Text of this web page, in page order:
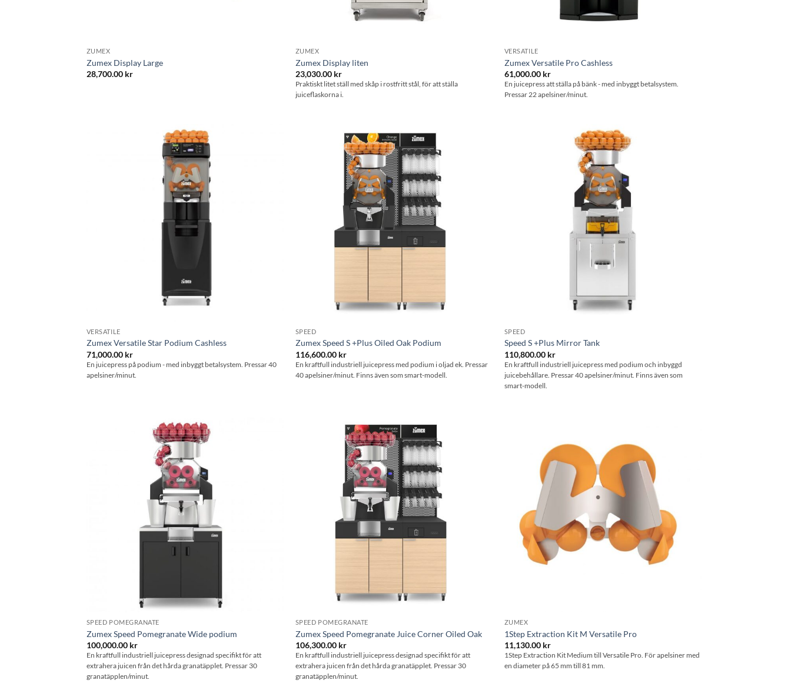
ZUMEX
Zumex Display Large
28,700.00 kr
ZUMEX
Zumex Display liten
23,030.00 kr
Praktiskt litet ställ med skåp i rostfritt stål, för att ställa
juiceflaskorna i.
VERSATILE
Zumex Versatile Pro Cashless
61,000.00 kr
En juicepress att ställa på bänk - med inbyggt betalsystem.
Pressar 22 apelsiner/minut.
VERSATILE
Zumex Versatile Star Podium Cashless
71,000.00 kr
En juicepress på podium - med inbyggt betalsystem. Pressar 40
apelsiner/minut.
SPEED
Zumex Speed S +Plus Oiled Oak Podium
116,600.00 kr
En kraftfull industriell juicepress med podium i oljad ek. Pressar
40 apelsiner/minut. Finns även som smart-modell.
SPEED
Speed S +Plus Mirror Tank
110,800.00 kr
En kraftfull industriell juicepress med podium och inbyggd
juicebehållare. Pressar 40 apelsiner/minut. Finns även som
smart-modell.
SPEED POMEGRANATE
Zumex Speed Pomegranate Wide podium
100,000.00 kr
En kraftfull industriell juicepress designad specifikt för att
extrahera juicen från det hårda granatäpplet. Pressar 30
granatäpplen/minut.
SPEED POMEGRANATE
Zumex Speed Pomegranate Juice Corner Oiled Oak
106,300.00 kr
En kraftfull industriell juicepress designad specifikt för att
extrahera juicen från det hårda granatäpplet. Pressar 30
granatäpplen/minut.
ZUMEX
1Step Extraction Kit M Versatile Pro
11,130.00 kr
1Step Extraction Kit Medium till Versatile Pro. För apelsiner med
en diameter på 65 mm till 81 mm.